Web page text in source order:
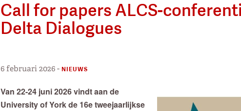
Call for papers ALCS-
Delta Dialogues
6 februari 2026 - NIEUWS
Van 22-24 juni 2026 vindt aan de
University of York de 16e tweejaarlijkse